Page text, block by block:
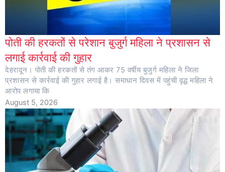
पोती की हरकतों से परेशान बुजुर्ग महिला ने प्रशासन से
लगाई कार्रवाई की गुहार
देहरादून। पोती की हरकतों से तंग आकर 75 वर्षीय बुजुर्ग महिला ने जिला
प्रशासन से कार्रवाई की गुहार लगाई है। समाधान दिवस में पहुंची वृद्ध महिला ने
आरोप लगाया कि
August 5, 2026